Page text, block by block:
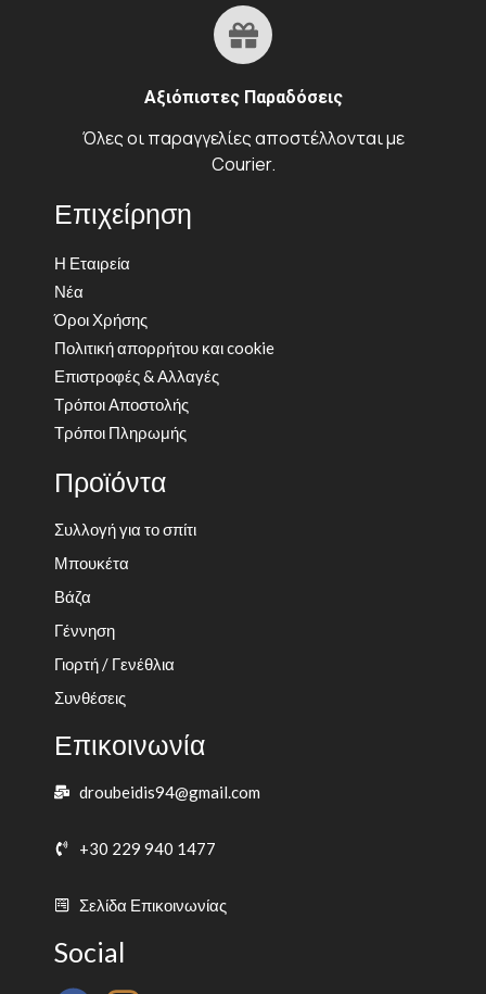
Αξιόπιστες Παραδόσεις
Όλες οι παραγγελίες αποστέλλονται με
Courier.
Επιχείρηση
Η Εταιρεία
Νέα
Όροι Χρήσης
Πολιτική απορρήτου και cookie
Επιστροφές & Αλλαγές
Τρόποι Αποστολής
Τρόποι Πληρωμής
Προϊόντα
Συλλογή για το σπίτι
Μπουκέτα
Βάζα
Γέννηση
Γιορτή / Γενέθλια
Συνθέσεις
Επικοινωνία
droubeidis94@gmail.com
+30 229 940 1477
Σελίδα Επικοινωνίας
Social